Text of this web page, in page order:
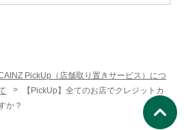
PickUp（店舗取り置きサービス）につ
【PickUp】全てのお店でクレジットカ
か？